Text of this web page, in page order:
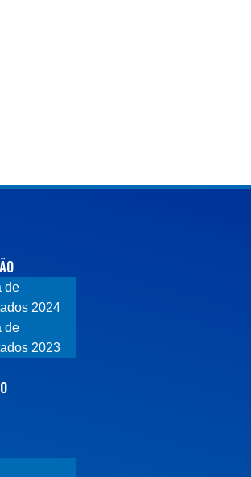
de
2024
de
2023